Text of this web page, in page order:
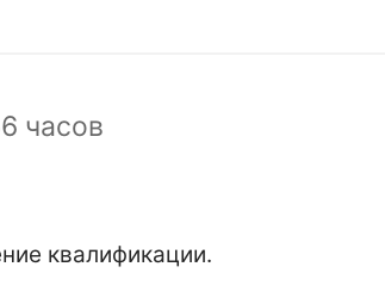
часов
квалификации.